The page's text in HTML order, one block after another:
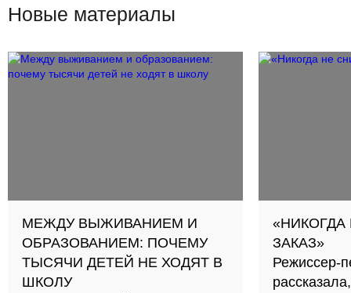
Новые материалы
МЕЖДУ ВЫЖИВАНИЕМ И
ОБРАЗОВАНИЕМ: ПОЧЕМУ
ТЫСЯЧИ ДЕТЕЙ НЕ ХОДЯТ В
ШКОЛУ
ЗАКАЗ»
Режиссер-